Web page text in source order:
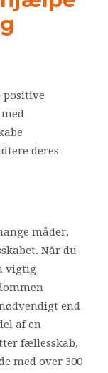
positive
deres
måder.
Når du
vigtig
end
af en
fællesskab,
med over 300